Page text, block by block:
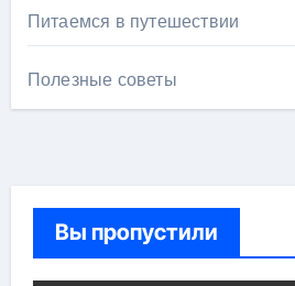
Питаемся в путешествии
Полезные советы
Вы пропустили